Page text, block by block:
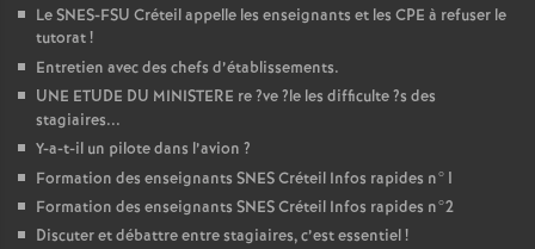
LeSNES-FSU Créteil appelle les enseignants et les CPE à refuser le
tutorat!
Entretien avec des chefs d’établissements.
UNE ETUDE DU MINISTERE re?ve?le les difficulte?s des
stagiaires...
Y-a-t-il un pilote dans l’avion ?
Formation des enseignants SNESCréteil Infos rapides n°1
Formation des enseignants SNESCréteil Infos rapides n°2
Discuter et débattre entre stagiaires, c’est essentiel!